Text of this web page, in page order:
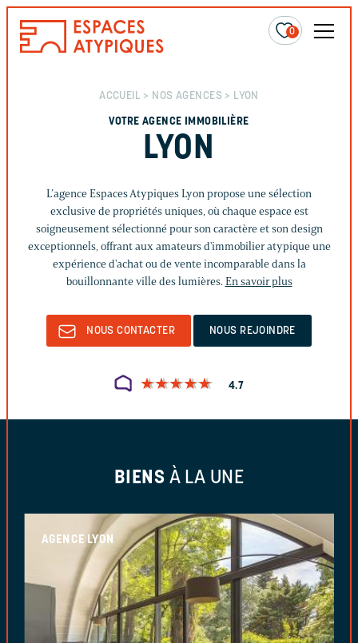
0
ACCUEIL > NOS AGENCES > LYON
VOTRE AGENCE IMMOBILIÈRE
LYON
L’agence Espaces Atypiques Lyon propose une sélection
exclusive de propriétés uniques, où chaque espace est
soigneusement sélectionné pour son caractère et son design
exceptionnels, offrant aux amateurs d'immobilier atypique une
expérience d'achat ou de vente incomparable dans la
bouillonnante ville des lumières.En savoir plus
NOUS CONTACTER NOUS REJOINDRE
★★★★★
★★★★★ 4.7
BIENS À LA UNE
AGENCE LYON